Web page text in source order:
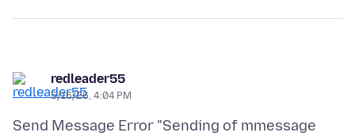
redleader55
5/16/26, 4:04 PM
Send Message Error "Sending of mmessage